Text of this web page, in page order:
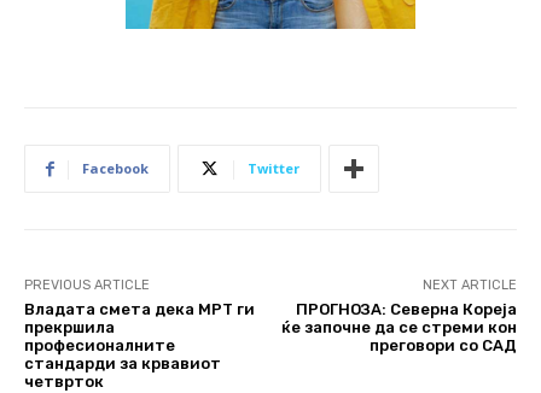
Facebook Twitter
PREVIOUS ARTICLE
Владата смета дека МРТ ги
прекршила
професионалните
стандарди за крвавиот
четврток
NEXT ARTICLE
ПРОГНОЗА: Северна Кореја
ќе започне да се стреми кон
преговори со САД